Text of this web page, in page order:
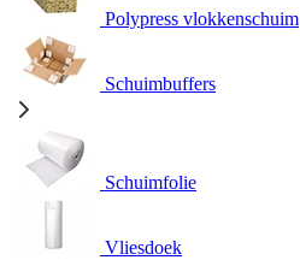
Polypress vlokkenschuim
Schuimbuffers
Schuimfolie
Vliesdoek